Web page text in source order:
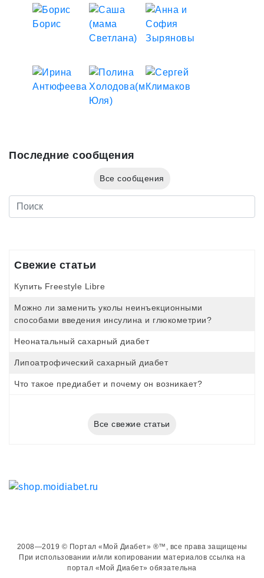
Последние сообщения
Все сообщения
Свежие статьи
Купить Freestyle Libre
Можно ли заменить уколы неинъекционными
способами введения инсулина и глюкометрии?
Неонатальный сахарный диабет
Липоатрофический сахарный диабет
Что такое предиабет и почему он возникает?
Все свежие статьи
2008—2019 © Портал «Мой Диабет» ®™, все права защищены
При использовании и/или копировании материалов ссылка на
портал «Мой Диабет» обязательна